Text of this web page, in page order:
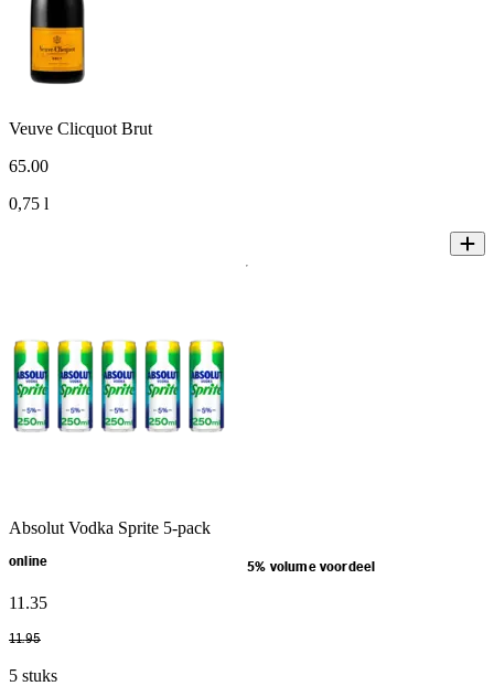
Veuve Clicquot Brut
65.00
0,75 l
Absolut Vodka Sprite 5-pack
online 5% volume voordeel
11 .35
11.95
5 stuks